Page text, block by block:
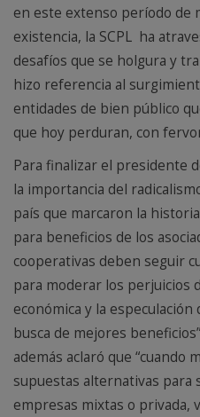
en este extenso período de
existencia, la SCPL ha
desafíos que se holgura y
hizo referencia al
entidades de bien público
que hoy perduran, con
Para finalizar el presidente
la importancia del
país que marcaron la
para beneficios de los
cooperativas deben seguir
para moderar los perjuicios
económica y la
busca de mejores
además aclaró que “cuando
supuestas alternativas para
empresas mixtas o privada,